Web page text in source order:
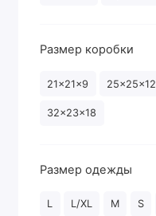
Размер коробки
21x21x9 25x25x12
32x23x18
Размер одежды
L L/XL M S